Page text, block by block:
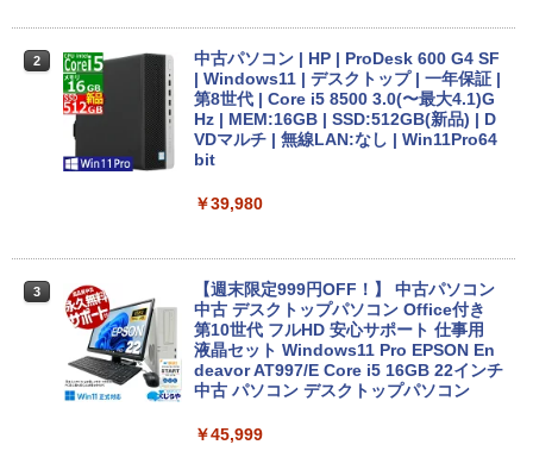
￥14,990
【2026年アップグレード版】AOKIMI ワイヤ
軽量 ブルートゥースHi-Fi 最大36時間再生 ぶ
学/WEB会議(ホワイト)
￥1,964
Xiaomi シャオミ REDMI Buds 8 Lite ワイヤ
リング ANC 36時間再生
￥250
On My Road (Stadium ver.)
￥250
BUGS LIFE
￥250
￥1,117
強炭酸水 ペットボトル 500ミリリットル (Sm
コカ・コーラ やかんの麦茶 from 爽健美茶 ラ
ベルレス 650mlPET×24本
￥2,009
￥594
HUNTER×HUNTER モノクロ版 39 (ジャンプ
スーパーの裏でヤニ吸うふたり 9巻 (デジタル
版ビッグガンガンコミックス)
￥810
2026】【Office 2019 H&B】NEC Versa
Pro/第4世代 Core i5/メモリ: 4GB/8GB/1
6GB/SSD:128GB/256GB/512GB/1TB/1
5.6型/USB 3.0/DVD/SDカードスロット/
Wi-Fi/Office/無線マウス/中古 パソコン/
中古PC ノートパソコン/Windows11
￥9,999
3
富士通 LIFEBOOK U9310/DX Core i5 10
210U 1.6GHz/8GB/256GB(SSD)/13.3W/
FHD(1920x1080)/Win11 バッテリ劣化
【中古】【20260619】
￥16,500
2
中古パソコン | HP | ProDesk 600 G4 SF
| Windows11 | デスクトップ | 一年保証 |
第8世代 | Core i5 8500 3.0(〜最大4.1)G
Hz | MEM:16GB | SSD:512GB(新品) | D
VDマルチ | 無線LAN:なし | Win11Pro64
bit
￥39,980
3
【週末限定999円OFF！】 中古パソコン
中古 デスクトップパソコン Office付き
第10世代 フルHD 安心サポート 仕事用
液晶セット Windows11 Pro EPSON En
deavor AT997/E Core i5 16GB 22インチ
中古 パソコン デスクトップパソコン
￥45,999